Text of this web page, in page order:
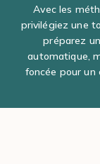
Avec les
privilégiez une
préparez
automatique,
foncée pour un